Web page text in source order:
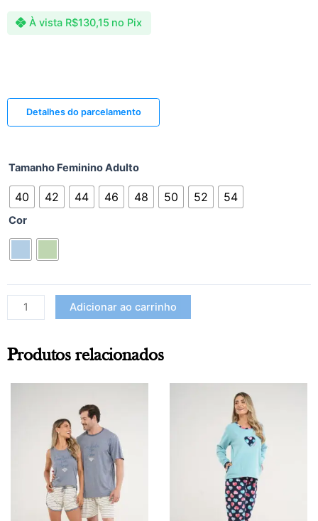
À vista R$130,15 no Pix
Detalhes do parcelamento
Tamanho Feminino Adulto
40 42 44 46 48 50 52 54
Cor
Adicionar ao carrinho
Produtos relacionados